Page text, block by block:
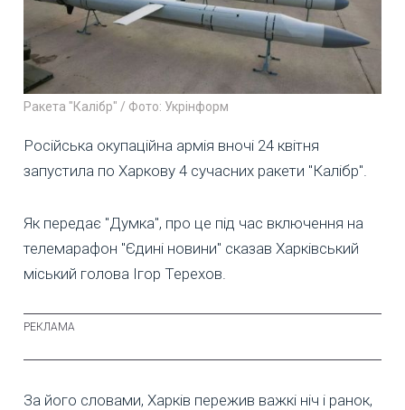
Ракета "Калібр" / Фото: Укрінформ
Російська окупаційна армія вночі 24 квітня
запустила по Харкову 4 сучасних ракети "Калібр".
Як передає "Думка", про це під час включення на
телемарафон "Єдині новини" сказав Харківський
міський голова Ігор Терехов.
За його словами, Харків пережив важкі ніч і ранок,